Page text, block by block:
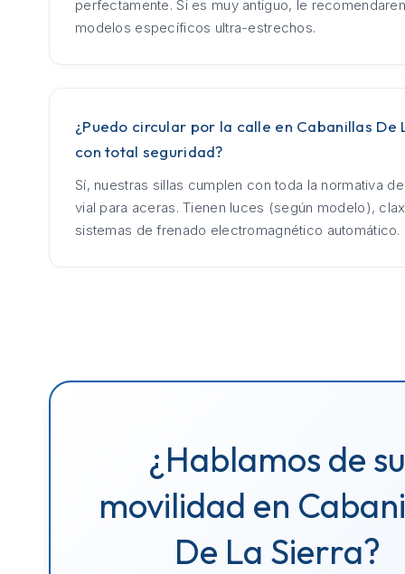
perfectamente. Si es muy antiguo, le
modelos específicos ultra-estrechos.
¿Puedo circular por la calle en Cabanillas De
con total seguridad?
Sí, nuestras sillas cumplen con toda la normativa
vial para aceras. Tienen luces (según modelo),
sistemas de frenado electromagnético automático.
¿Hablamos de su
movilidad en
De La Sierra?